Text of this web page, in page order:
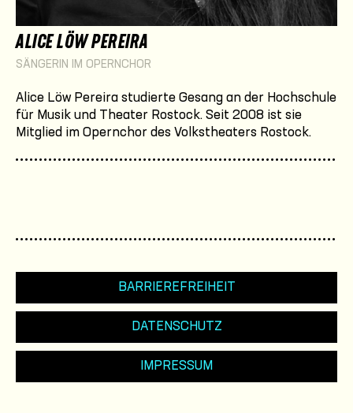
ALICE LÖW PEREIRA
SÄNGERIN IM OPERNCHOR
Alice Löw Pereira studierte Gesang an der Hochschule
für Musik und Theater Rostock. Seit 2008 ist sie
Mitglied im Opernchor des Volkstheaters Rostock.
BARRIEREFREIHEIT
DATENSCHUTZ
IMPRESSUM